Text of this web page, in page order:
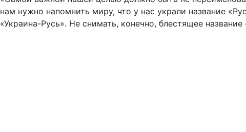
нам нужно напомнить миру, что у нас украли название
«Украина-Русь». Не снимать, конечно, блестящее